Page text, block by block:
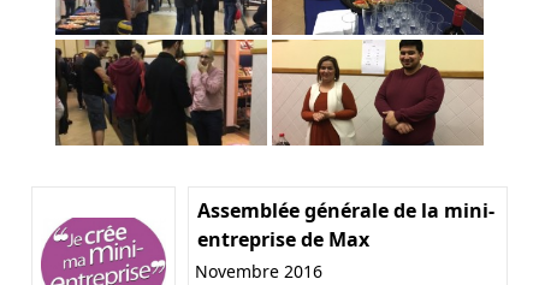
Assemblée générale de la mini-
entreprise de Max
Novembre 2016